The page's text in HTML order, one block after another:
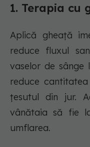
1. Terapia cu
Aplică gheață
reduce fluxul
vaselor de
reduce
țesutul din jur.
vânătaia să fie
umflarea.